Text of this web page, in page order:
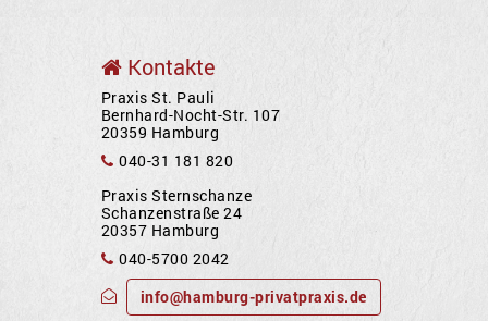
Kontakte
Praxis St. Pauli
Bernhard-Nocht-Str. 107
20359 Hamburg
040-31 181 820
Praxis Sternschanze
Schanzenstraße 24
20357 Hamburg
040-5700 2042
info@hamburg-privatpraxis.de